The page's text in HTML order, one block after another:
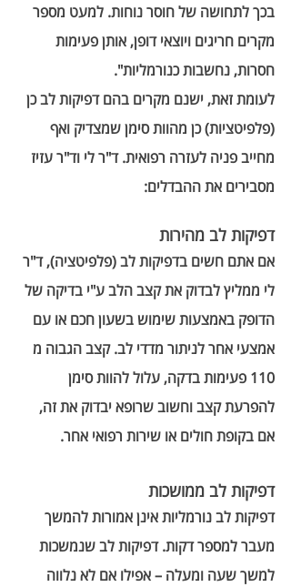
בכך לתחושה של חוסר נוחות. למעט מספר
מקרים חריגים ויוצאי דופן, אותן פעימות
חסרות, נחשבות כנורמליות".
לעומת זאת, ישנם מקרים בהם דפיקות לב כן
(פלפיטציות) כן מהוות סימן שמצדיק ואף
מחייב פניה לעזרה רפואית. ד"ר לי וד"ר עזיז
מסבירים את ההבדלים:
דפיקות לב מהירות
אם אתם חשים בדפיקות לב (פלפיטציה), ד"ר
לי ממליץ לבדוק את קצב הלב ע"י בדיקה של
הדופק באמצעות שימוש בשעון חכם או עם
אמצעי אחר לניתור מדדי לב. קצב הגבוה מ
110 פעימות בדקה, עלול להוות סימן
להפרעת קצב וחשוב שרופא יבדוק את זה,
אם בקופת חולים או שירות רפואי אחר.
דפיקות לב ממושכות
דפיקות לב נורמליות אינן אמורות להמשך
מעבר למספר דקות. דפיקות לב שנמשכות
למשך שעה ומעלה – אפילו אם לא נלווה